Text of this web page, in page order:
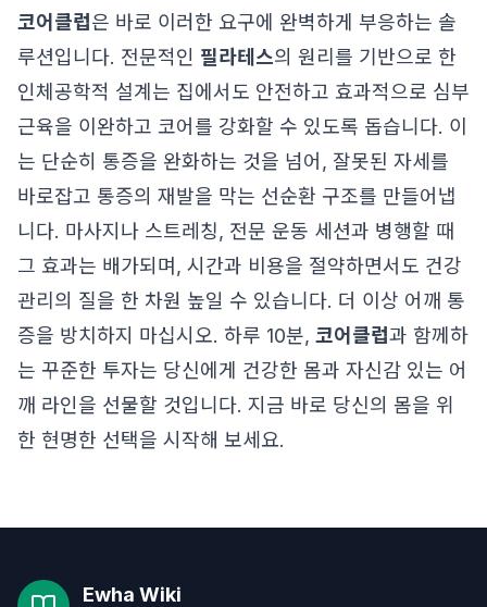
코어클럽은 바로 이러한 요구에 완벽하게 부응하는 솔
루션입니다. 전문적인 필라테스의 원리를 기반으로 한
인체공학적 설계는 집에서도 안전하고 효과적으로 심부
근육을 이완하고 코어를 강화할 수 있도록 돕습니다. 이
는 단순히 통증을 완화하는 것을 넘어, 잘못된 자세를
바로잡고 통증의 재발을 막는 선순환 구조를 만들어냅
니다. 마사지나 스트레칭, 전문 운동 세션과 병행할 때
그 효과는 배가되며, 시간과 비용을 절약하면서도 건강
관리의 질을 한 차원 높일 수 있습니다. 더 이상 어깨 통
증을 방치하지 마십시오. 하루 10분, 코어클럽과 함께하
는 꾸준한 투자는 당신에게 건강한 몸과 자신감 있는 어
깨 라인을 선물할 것입니다. 지금 바로 당신의 몸을 위
한 현명한 선택을 시작해 보세요.
Ewha Wiki